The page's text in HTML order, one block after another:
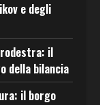
e degli
il
della bilancia
il borgo